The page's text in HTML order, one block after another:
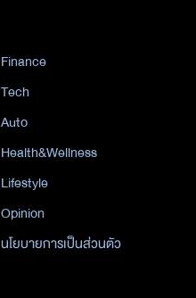
Finance
Tech
Auto
Health&Wellness
Lifestyle
Opinion
นโยบายการเป็นส่วนตัว